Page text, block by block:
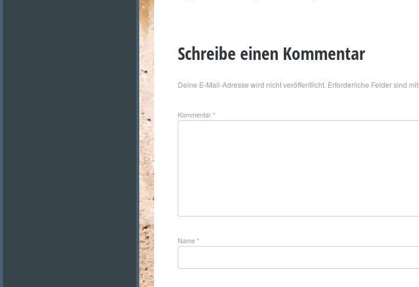
Schreibe einen Kommentar
Deine E-Mail-Adresse wird nicht veröffentlicht. Erforderliche Felder sind mit
Kommentar*
Name*